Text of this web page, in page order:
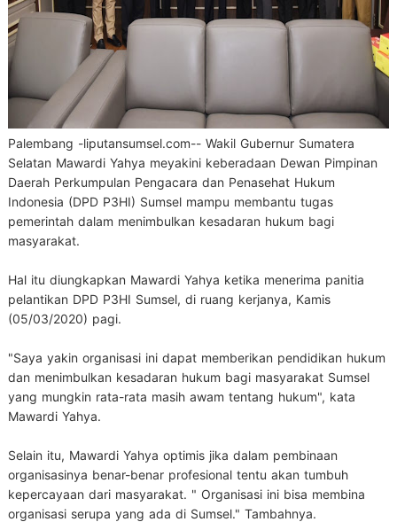
Palembang -liputansumsel.com-- Wakil Gubernur Sumatera
Selatan Mawardi Yahya meyakini keberadaan Dewan Pimpinan
Daerah Perkumpulan Pengacara dan Penasehat Hukum
Indonesia (DPD P3HI) Sumsel mampu membantu tugas
pemerintah dalam menimbulkan kesadaran hukum bagi
masyarakat.
Hal itu diungkapkan Mawardi Yahya ketika menerima panitia
pelantikan DPD P3HI Sumsel, di ruang kerjanya, Kamis
(05/03/2020) pagi.
"Saya yakin organisasi ini dapat memberikan pendidikan hukum
dan menimbulkan kesadaran hukum bagi masyarakat Sumsel
yang mungkin rata-rata masih awam tentang hukum", kata
Mawardi Yahya.
Selain itu, Mawardi Yahya optimis jika dalam pembinaan
organisasinya benar-benar profesional tentu akan tumbuh
kepercayaan dari masyarakat. " Organisasi ini bisa membina
organisasi serupa yang ada di Sumsel." Tambahnya.